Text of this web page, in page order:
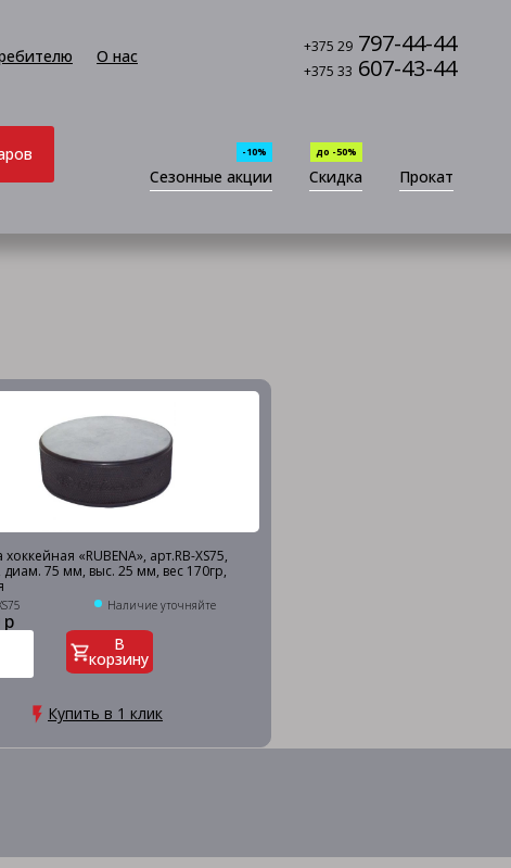
О нас +375 29 797-44-44
+375 33 607-43-44
Сезонные акции
-10%
Скидка
до -50%
Прокат
«RUBENA», арт.RB-XS75,
диам. 75 мм, выс. 25 мм, вес 170гр,
Наличие уточняйте
р
В
корзину
Купить в 1 клик